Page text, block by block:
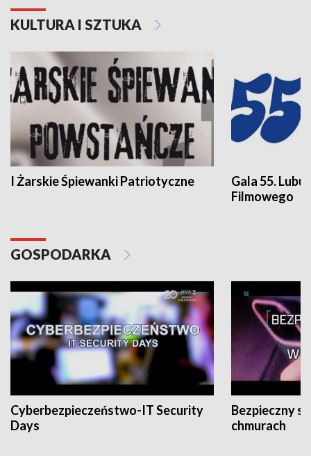
KULTURA I SZTUKA
I Żarskie Śpiewanki Patriotyczne
Gala 55.
Filmowego
GOSPODARKA
Cyberbezpieczeństwo-IT Security
Days
Bezpieczny
chmurach